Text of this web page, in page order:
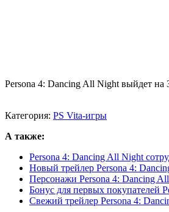
Persona 4: Dancing All Night выйдет на
Категория: PS Vita-игры
А также:
Persona 4: Dancing All Night
Новый трейлер Persona 4:
Персонажи Persona 4: Dancing
Бонус для первых покупателей
Свежий трейлер Persona 4: